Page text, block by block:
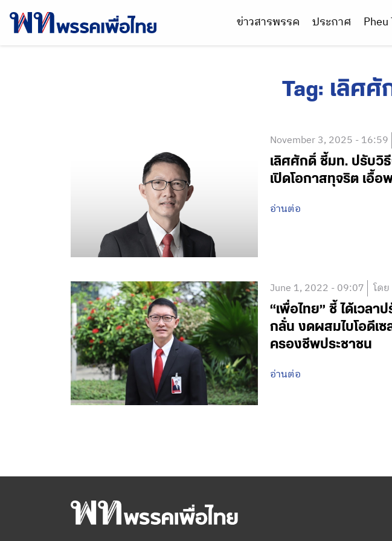
ข่าวสารพรรค ประกาศ Pheu
Tag: เลิศ
November 3, 2025 - 16:59
เลิศศักดิ์ ชี้มท. ปรับวิ
เปิดโอกาสทุจริต เอื้
อ่านต่อ
June 1, 2022 - 09:07 โด
“เพื่อไทย” ชี้ ได้เวล
กลั่น งดผสมไบโอดีเ
ครองชีพประชาชน
อ่านต่อ